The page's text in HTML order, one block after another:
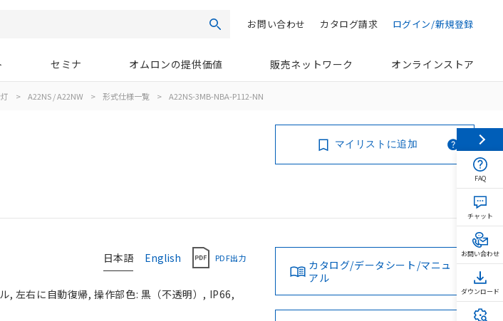
検索 ログイン/新規登録
カタログ請求
お問い合わせ
セミナ オムロンの提供価値 販売ネットワーク オンラインストア
> A22NS / A22NW > 形式仕様一覧 > A22NS-3MB-NBA-P112-NN
マイリストに追加
日本語 English PDF出力
, 左右に自動復帰, 操作部色: 黒（不透明）, IP66,
カタログ/データシート/マニュ
アル
FAQ
チャット
お問い合わせ
ダウンロード